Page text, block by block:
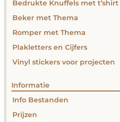
Bedrukte Knuffels met t’shirt
Beker met Thema
Romper met Thema
Plakletters en Cijfers
Vinyl stickers voor projecten
Informatie
Info Bestanden
Prijzen